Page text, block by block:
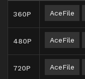
360P AceFile
480P AceFile
720P AceFile